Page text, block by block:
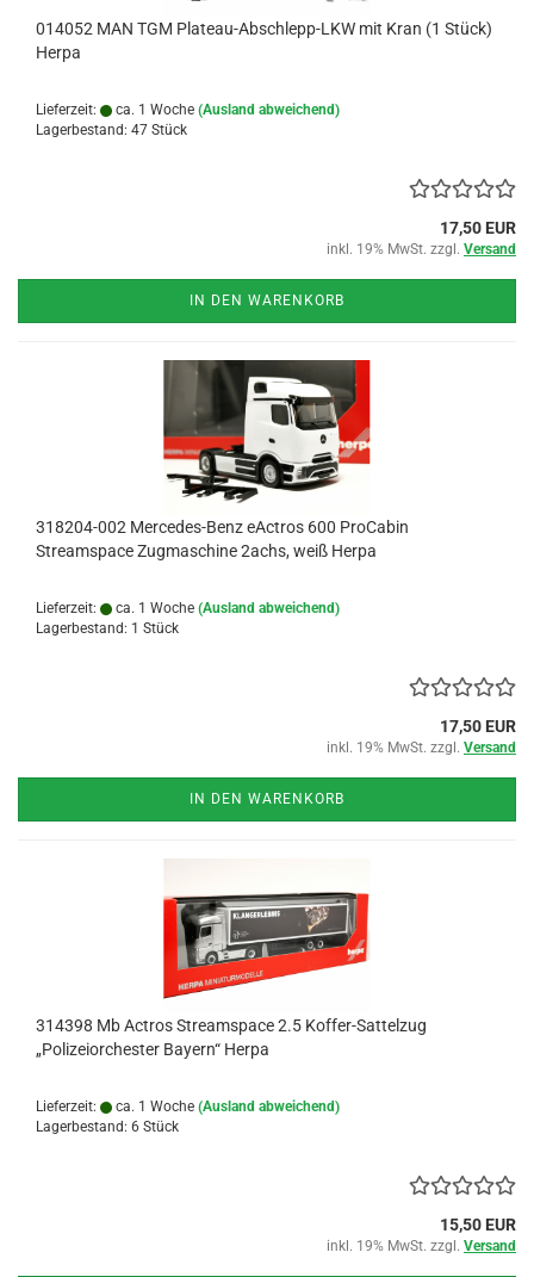
014052 MAN TGM Plateau-Abschlepp-LKW mit Kran (1 Stück)
Herpa
Lieferzeit: ca. 1 Woche (Ausland abweichend)
Lagerbestand: 47 Stück
17,50 EUR
inkl. 19% MwSt. zzgl. Versand
IN DEN WARENKORB
318204-002 Mercedes-Benz eActros 600 ProCabin
Streamspace Zugmaschine 2achs, weiß Herpa
Lieferzeit: ca. 1 Woche (Ausland abweichend)
Lagerbestand: 1 Stück
17,50 EUR
inkl. 19% MwSt. zzgl. Versand
IN DEN WARENKORB
314398 Mb Actros Streamspace 2.5 Koffer-Sattelzug
„Polizeiorchester Bayern“ Herpa
Lieferzeit: ca. 1 Woche (Ausland abweichend)
Lagerbestand: 6 Stück
15,50 EUR
inkl. 19% MwSt. zzgl. Versand